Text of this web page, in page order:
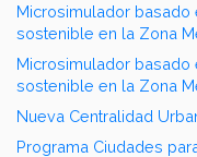
Microsimulador
sostenible en la Zona
Microsimulador
sostenible en la Zona
Nueva Centralidad
Programa Ciudades